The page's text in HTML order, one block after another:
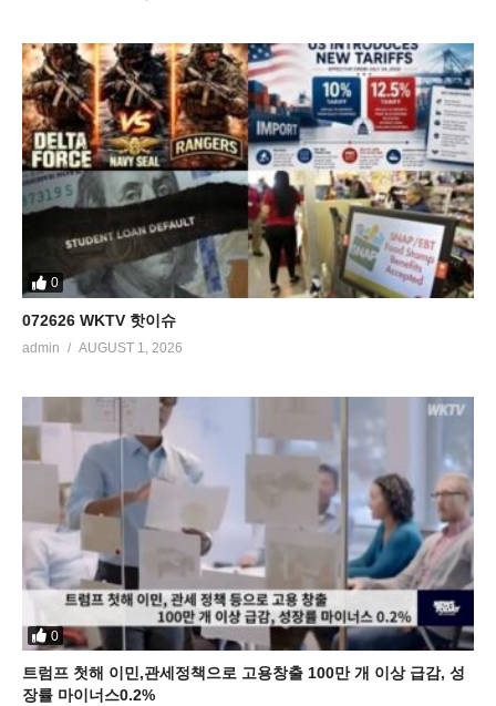
0
072626 WKTV 핫이슈
admin AUGUST 1, 2026
0
트럼프 첫해 이민,관세정책으로 고용창출 100만 개 이상 급감, 성
장률 마이너스0.2%